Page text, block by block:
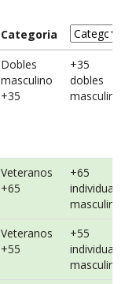
Categoria
Dobles
masculino
+35
+35
dobles
masculino
Veteranos
+65
+65
individual
masculino
Veteranos
+55
+55
individual
masculino